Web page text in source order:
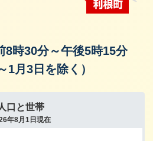
8時30分～午後5時15分
1月3日を除く）